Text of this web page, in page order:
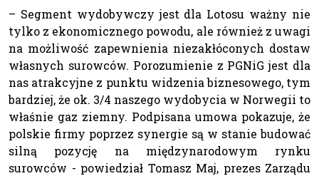
– Segment wydobywczy jest dla Lotosu ważny nie
tylko z ekonomicznego powodu, ale również z uwagi
na możliwość zapewnienia niezakłóconych dostaw
własnych surowców. Porozumienie z PGNiG jest dla
nas atrakcyjne z punktu widzenia biznesowego, tym
bardziej, że ok. 3/4 naszego wydobycia w Norwegii to
właśnie gaz ziemny. Podpisana umowa pokazuje, że
polskie firmy poprzez synergie są w stanie budować
silną pozycję na międzynarodowym rynku
surowców - powiedział Tomasz Maj, prezes Zarządu